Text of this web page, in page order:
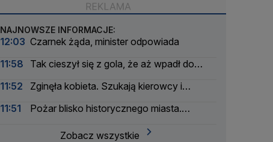
NAJNOWSZE INFORMACJE:
12:03 Czarnek żąda, minister odpowiada
11:58
Tak cieszył się z gola, że aż wpadł do
11:52
Zginęła kobieta. Szukają kierowcy i
11:51
Pożar blisko historycznego miasta.
Zobacz wszystkie